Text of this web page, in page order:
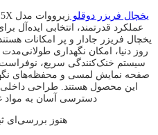
یخچال فریزر دوقلو
عملکرد قدرتمند، انتخابی ایده‌آل
یخچال فریزر جادار و پر امکانات
روز دنیا، امکان نگهداری
سیستم خنک‌کنندگی سریع، نوفراست
صفحه نمایش لمسی و محفظه‌های
این محصول هستند. طراحی داخلی
دسترسی آسان به مواد
هنوز بررسی‌ای